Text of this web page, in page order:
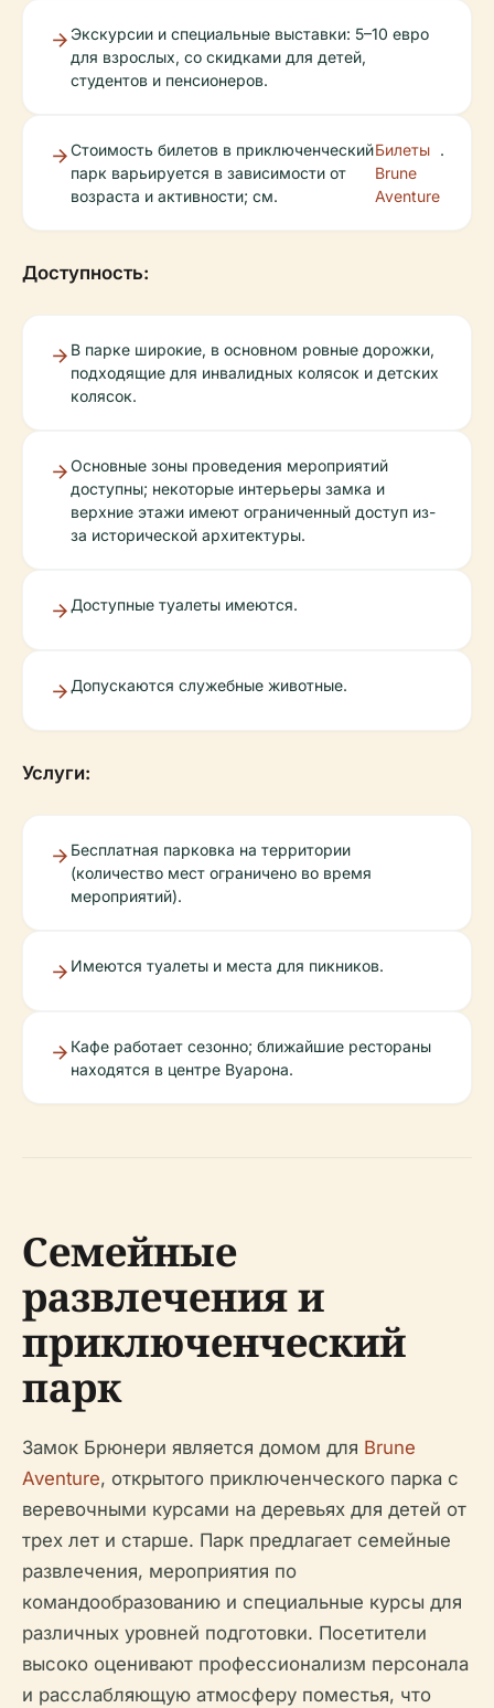
Экскурсии и специальные выставки: 5–10 евро
для взрослых, со скидками для детей,
студентов и пенсионеров.
Стоимость билетов в приключенческий
парк варьируется в зависимости от
возраста и активности; см.
Билеты
Brune
Aventure
.
Доступность:
В парке широкие, в основном ровные дорожки,
подходящие для инвалидных колясок и детских
колясок.
Основные зоны проведения мероприятий
доступны; некоторые интерьеры замка и
верхние этажи имеют ограниченный доступ из-
за исторической архитектуры.
Доступные туалеты имеются.
Допускаются служебные животные.
Услуги:
Бесплатная парковка на территории
(количество мест ограничено во время
мероприятий).
Имеются туалеты и места для пикников.
Кафе работает сезонно; ближайшие рестораны
находятся в центре Вуарона.
Семейные
развлечения и
приключенческий
парк
Замок Брюнери является домом для Brune
Aventure, открытого приключенческого парка с
веревочными курсами на деревьях для детей от
трех лет и старше. Парк предлагает семейные
развлечения, мероприятия по
командообразованию и специальные курсы для
различных уровней подготовки. Посетители
высоко оценивают профессионализм персонала
и расслабляющую атмосферу поместья, что